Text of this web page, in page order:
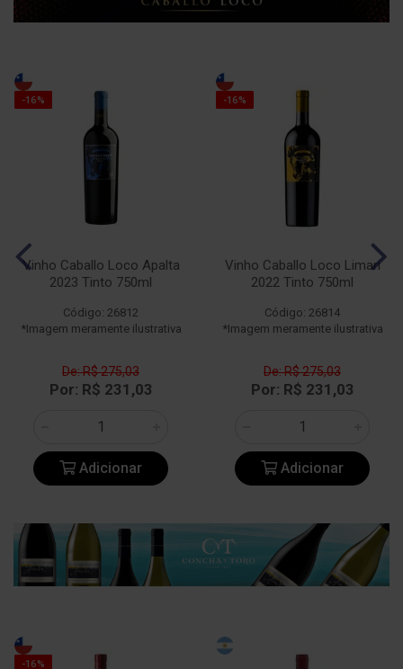
-16%
Vinho Caballo Loco Apalta
2023 Tinto 750ml
Código: 26812
*Imagem meramente ilustrativa
De: R$ 275,03
Por: R$ 231,03
Adicionar
-16%
Vinho Caballo Loco Limari
2022 Tinto 750ml
Código: 26814
*Imagem meramente ilustrativa
De: R$ 275,03
Por: R$ 231,03
Adicionar
-16%